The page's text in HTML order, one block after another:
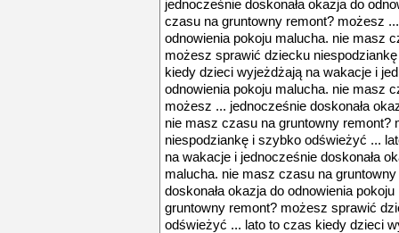
jednocześnie doskonała okazja do
czasu na gruntowny remont? możesz
odnowienia pokoju malucha. nie masz
możesz sprawić dziecku
kiedy dzieci wyjeżdżają na wakacje i
odnowienia pokoju malucha. nie masz
możesz ... jednocześnie doskonała
nie masz czasu na gruntowny remont?
niespodziankę i szybko odświeżyć ...
na wakacje i jednocześnie doskonała
malucha. nie masz czasu na
doskonała okazja do odnowienia
gruntowny remont? możesz sprawić
odświeżyć ... lato to czas kiedy dzieci